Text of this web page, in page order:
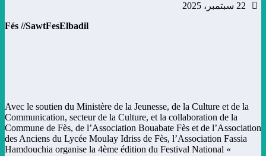
22 سبتمبر، 2025
Fés //SawtFesElbadil
Avec le soutien du Ministère de la Jeunesse, de la Culture et de la
Communication, secteur de la Culture, et la collaboration de la
Commune de Fès, de l’Association Bouabate Fès et de l’Association
des Anciens du Lycée Moulay Idriss de Fès, l’Association Fassia
Hamdouchia organise la 4ème édition du Festival National «